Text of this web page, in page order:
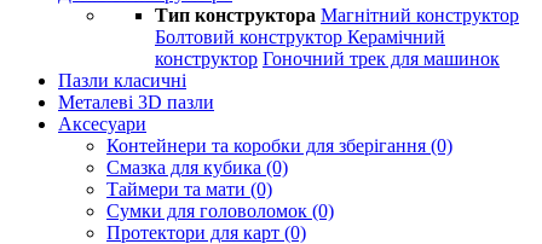
Тип конструктора Магнітний конструктор
Болтовий конструктор Керамічний
конструктор Гоночний трек для машинок
Пазли класичні
Металеві 3D пазли
Аксесуари
Контейнери та коробки для зберігання (0)
Смазка для кубика (0)
Таймери та мати (0)
Сумки для головоломок (0)
Протектори для карт (0)